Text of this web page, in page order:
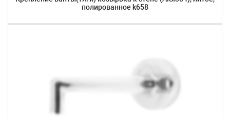
полированное k658